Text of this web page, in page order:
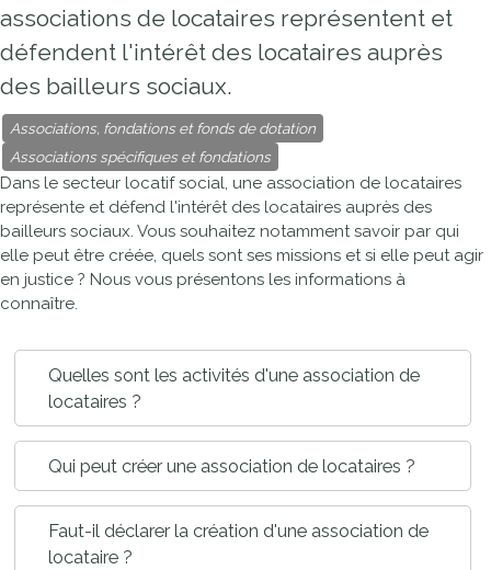
associations de locataires représentent et
défendent l'intérêt des locataires auprès
des bailleurs sociaux.
Associations, fondations et fonds de dotation
Associations spécifiques et fondations
Dans le secteur locatif social, une association de locataires
représente et défend l'intérêt des locataires auprès des
bailleurs sociaux. Vous souhaitez notamment savoir par qui
elle peut être créée, quels sont ses missions et si elle peut agir
en justice ? Nous vous présentons les informations à
connaître.
Quelles sont les activités d'une association de
locataires ?
Qui peut créer une association de locataires ?
Faut-il déclarer la création d'une association de
locataire ?